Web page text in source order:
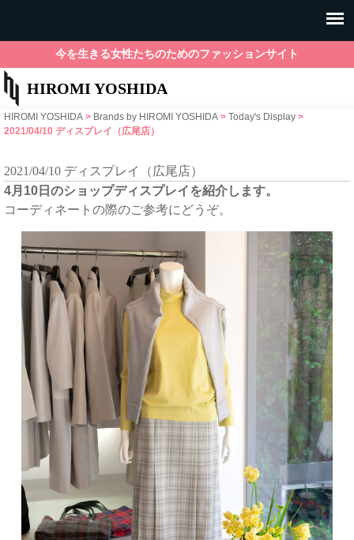
HIROMI YOSHIDA
今を生きる女性たちのためのファッションサイト
HIROMI YOSHIDA > Brands by HIROMI YOSHIDA > Today's Display >
2021/04/10 ディスプレイ（広尾店）
2021/04/10 ディスプレイ（広尾店）
4月10日のショップディスプレイを紹介します。
コーディネートの際のご参考にどうぞ。